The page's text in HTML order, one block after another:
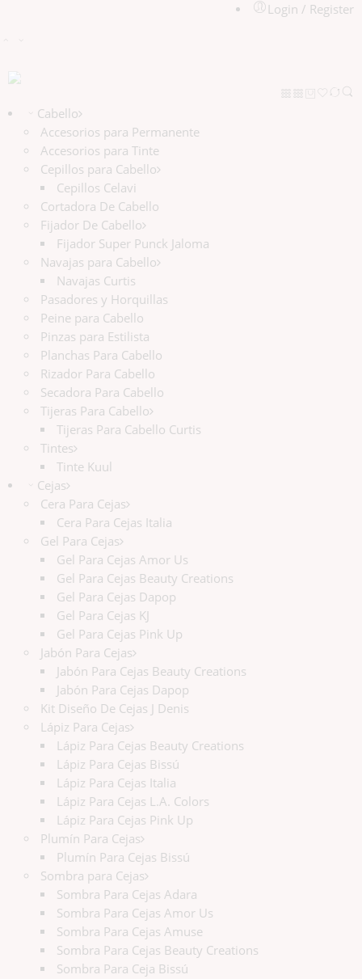
Login / Register
Cabello
Accesorios para Permanente
Accesorios para Tinte
Cepillos para Cabello
Cepillos Celavi
Cortadora De Cabello
Fijador De Cabello
Fijador Super Punck Jaloma
Navajas para Cabello
Navajas Curtis
Pasadores y Horquillas
Peine para Cabello
Pinzas para Estilista
Planchas Para Cabello
Rizador Para Cabello
Secadora Para Cabello
Tijeras Para Cabello
Tijeras Para Cabello Curtis
Tintes
Tinte Kuul
Cejas
Cera Para Cejas
Cera Para Cejas Italia
Gel Para Cejas
Gel Para Cejas Amor Us
Gel Para Cejas Beauty Creations
Gel Para Cejas Dapop
Gel Para Cejas KJ
Gel Para Cejas Pink Up
Jabón Para Cejas
Jabón Para Cejas Beauty Creations
Jabón Para Cejas Dapop
Kit Diseño De Cejas J Denis
Lápiz Para Cejas
Lápiz Para Cejas Beauty Creations
Lápiz Para Cejas Bissú
Lápiz Para Cejas Italia
Lápiz Para Cejas L.A. Colors
Lápiz Para Cejas Pink Up
Plumín Para Cejas
Plumín Para Cejas Bissú
Sombra para Cejas
Sombra Para Cejas Adara
Sombra Para Cejas Amor Us
Sombra Para Cejas Amuse
Sombra Para Cejas Beauty Creations
Sombra Para Ceja Bissú